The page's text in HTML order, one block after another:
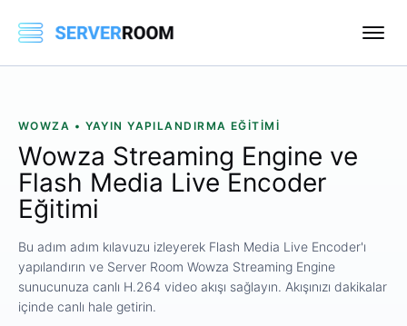
WOWZA • YAYIN YAPILANDIRMA EĞITIMI
Wowza Streaming Engine ve
Flash Media Live Encoder
Eğitimi
Bu adım adım kılavuzu izleyerek Flash Media Live Encoder'ı
yapılandırın ve Server Room Wowza Streaming Engine
sunucunuza canlı H.264 video akışı sağlayın. Akışınızı dakikalar
içinde canlı hale getirin.